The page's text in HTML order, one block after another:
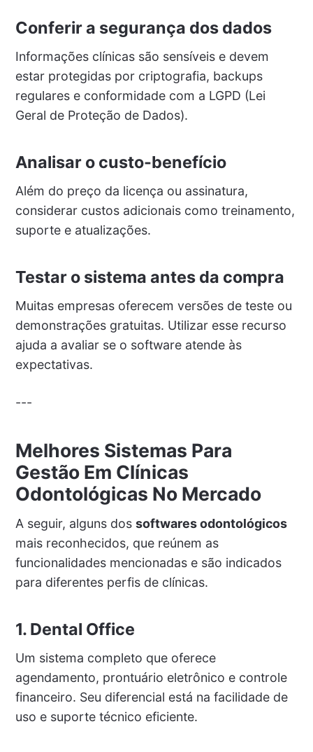
Conferir a segurança dos dados
Informações clínicas são sensíveis e devem
estar protegidas por criptografia, backups
regulares e conformidade com a LGPD (Lei
Geral de Proteção de Dados).
Analisar o custo-benefício
Além do preço da licença ou assinatura,
considerar custos adicionais como treinamento,
suporte e atualizações.
Testar o sistema antes da compra
Muitas empresas oferecem versões de teste ou
demonstrações gratuitas. Utilizar esse recurso
ajuda a avaliar se o software atende às
expectativas.
---
Melhores Sistemas Para
Gestão Em Clínicas
Odontológicas No Mercado
A seguir, alguns dos softwares odontológicos
mais reconhecidos, que reúnem as
funcionalidades mencionadas e são indicados
para diferentes perfis de clínicas.
1. Dental Office
Um sistema completo que oferece
agendamento, prontuário eletrônico e controle
financeiro. Seu diferencial está na facilidade de
uso e suporte técnico eficiente.